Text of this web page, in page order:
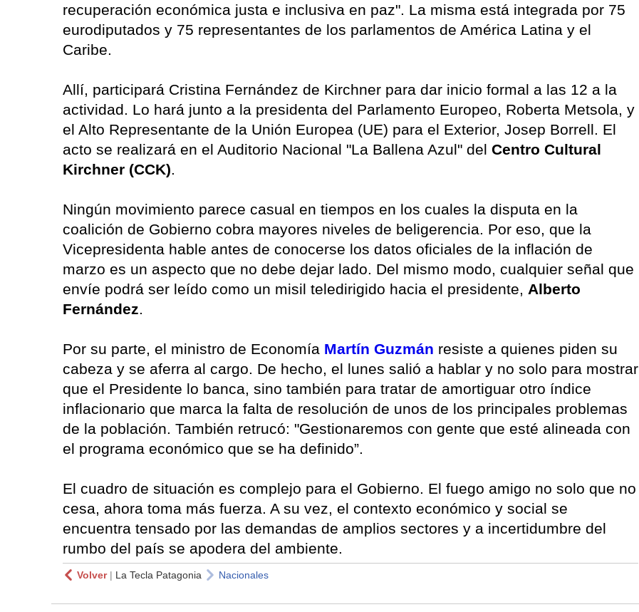
recuperación económica justa e inclusiva en paz". La misma está integrada por 75
eurodiputados y 75 representantes de los parlamentos de América Latina y el
Caribe.
Allí, participará Cristina Fernández de Kirchner para dar inicio formal a las 12 a la
actividad. Lo hará junto a la presidenta del Parlamento Europeo, Roberta Metsola, y
el Alto Representante de la Unión Europea (UE) para el Exterior, Josep Borrell. El
acto se realizará en el Auditorio Nacional "La Ballena Azul" del Centro Cultural
Kirchner (CCK).
Ningún movimiento parece casual en tiempos en los cuales la disputa en la
coalición de Gobierno cobra mayores niveles de beligerencia. Por eso, que la
Vicepresidenta hable antes de conocerse los datos oficiales de la inflación de
marzo es un aspecto que no debe dejar lado. Del mismo modo, cualquier señal que
envíe podrá ser leído como un misil teledirigido hacia el presidente, Alberto
Fernández.
Por su parte, el ministro de Economía Martín Guzmán resiste a quienes piden su
cabeza y se aferra al cargo. De hecho, el lunes salió a hablar y no solo para mostrar
que el Presidente lo banca, sino también para tratar de amortiguar otro índice
inflacionario que marca la falta de resolución de unos de los principales problemas
de la población. También retrucó: "Gestionaremos con gente que esté alineada con
el programa económico que se ha definido”.
El cuadro de situación es complejo para el Gobierno. El fuego amigo no solo que no
cesa, ahora toma más fuerza. A su vez, el contexto económico y social se
encuentra tensado por las demandas de amplios sectores y a incertidumbre del
rumbo del país se apodera del ambiente.
Volver| La Tecla Patagonia Nacionales